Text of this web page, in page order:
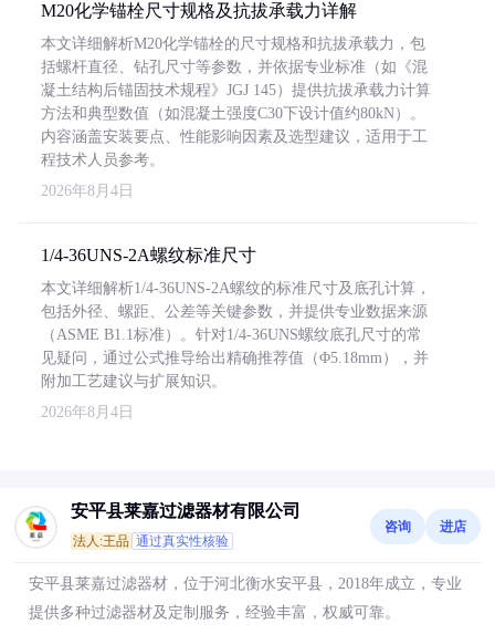
M20化学锚栓尺寸规格及抗拔承载力详解
本文详细解析M20化学锚栓的尺寸规格和抗拔承载力，包
括螺杆直径、钻孔尺寸等参数，并依据专业标准（如《混
凝土结构后锚固技术规程》JGJ 145）提供抗拔承载力计算
方法和典型数值（如混凝土强度C30下设计值约80kN）。
内容涵盖安装要点、性能影响因素及选型建议，适用于工
程技术人员参考。
2026年8月4日
1/4-36UNS-2A螺纹标准尺寸
本文详细解析1/4-36UNS-2A螺纹的标准尺寸及底孔计算，
包括外径、螺距、公差等关键参数，并提供专业数据来源
（ASME B1.1标准）。针对1/4-36UNS螺纹底孔尺寸的常
见疑问，通过公式推导给出精确推荐值（Φ5.18mm），并
附加工艺建议与扩展知识。
2026年8月4日
安平县莱嘉过滤器材有限公司
法人:王品 通过真实性核验
咨询 进店
安平县莱嘉过滤器材，位于河北衡水安平县，2018年成立，专业
提供多种过滤器材及定制服务，经验丰富，权威可靠。